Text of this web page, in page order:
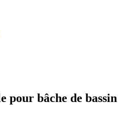
pour bâche de bassin